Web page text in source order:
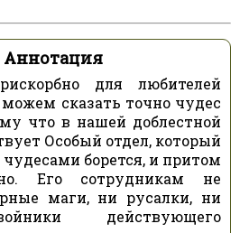
Аннотация
для любителей
сказать точно чудес
что в нашей доблестной
Особый отдел, который
борется, и притом
Его сотрудникам не
маги, ни русалки, ни
действующего